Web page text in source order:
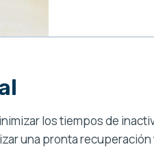
los tiempos de
una pronta